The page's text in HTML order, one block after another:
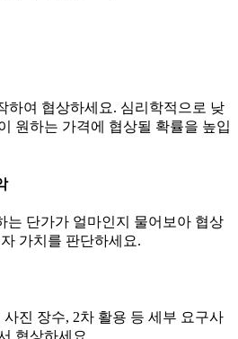
하여 협상하세요. 심리학적으로 낮
원하는 가격에 협상될 확률을 높입
는 단가가 얼마인지 물어보아 협상
가치를 판단하세요.
진 장수, 2차 활용 등 세부 요구사
협상하세요.